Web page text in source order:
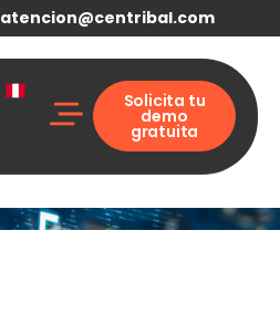
atencion@centribal.com
Solicita tu
demo
gratuita